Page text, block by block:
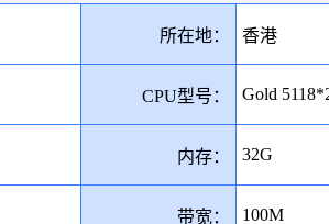
所在地： 香港
CPU型号： Gold
内存： 32G
带宽： 100M